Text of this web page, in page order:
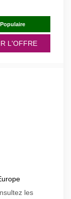
Populaire
L'OFFRE
les